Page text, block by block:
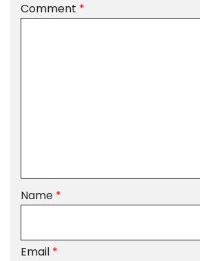
Comment *
Name *
Email *